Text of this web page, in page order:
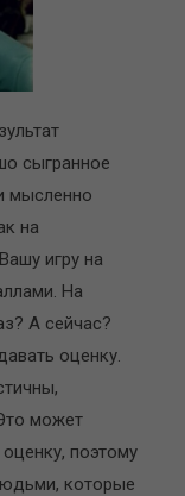
сыгранное
мысленно
на
игру на
На
А сейчас?
оценку.
может
поэтому
которые